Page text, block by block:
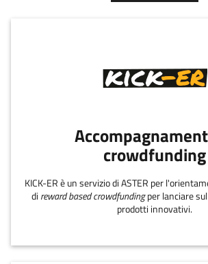
crowdfunding
KICK-ER è un servizio di ASTER per
di reward based crowdfundingper lanciare
prodotti innovativi.